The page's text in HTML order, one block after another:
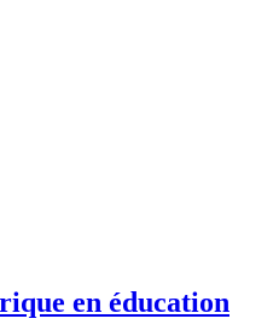
en éducation